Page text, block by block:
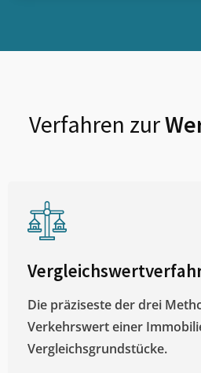
Verfahren zur
Die präziseste der drei
Verkehrswert einer
Vergleichsgrundstücke.